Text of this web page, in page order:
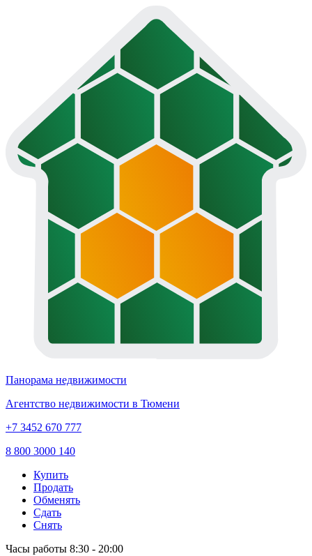
Панорама недвижимости
Агентство недвижимости в Тюмени
+7 3452 670 777
8 800 3000 140
Купить
Продать
Обменять
Сдать
Снять
Часы работы 8:30 - 20:00